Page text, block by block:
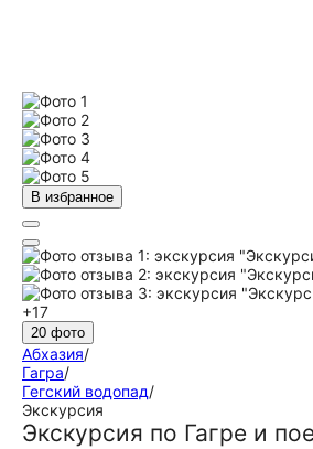
В избранное
+17
20 фото
Абхазия/
Гагра/
Гегский водопад/
Экскурсия
Экскурсия по Гагре и